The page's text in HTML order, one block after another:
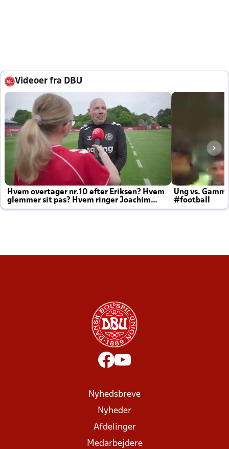
Videoer fra DBU
Hvem overtager nr.10 efter Eriksen? Hvem
glemmer sit pas? Hvem ringer Joachim
altid til efter kampe?
Ung vs.
#football
Nyhedsbreve
Nyheder
Afdelinger
Medarbejdere